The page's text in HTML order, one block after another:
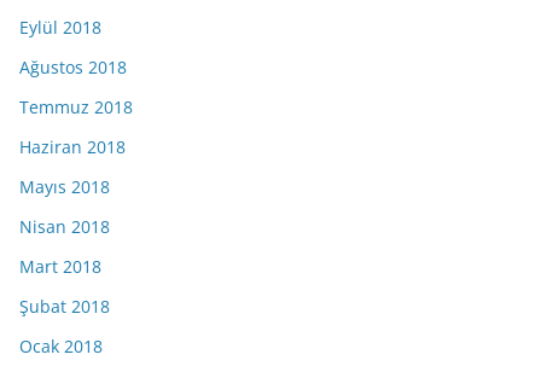
Eylül 2018
Ağustos 2018
Temmuz 2018
Haziran 2018
Mayıs 2018
Nisan 2018
Mart 2018
Şubat 2018
Ocak 2018